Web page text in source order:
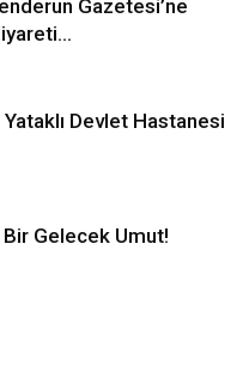
Gazetesi’ne
Devlet Hastanesi
Gelecek Umut!